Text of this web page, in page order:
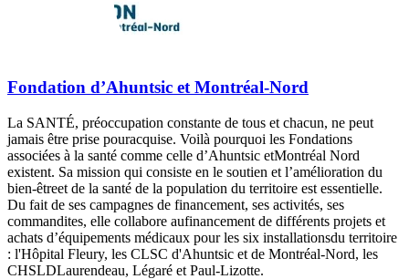
Fondation d’Ahuntsic et Montréal-Nord
La SANTÉ, préoccupation constante de tous et chacun, ne peut
jamais être prise pouracquise. Voilà pourquoi les Fondations
associées à la santé comme celle d’Ahuntsic etMontréal Nord
existent. Sa mission qui consiste en le soutien et l’amélioration du
bien-êtreet de la santé de la population du territoire est essentielle.
Du fait de ses campagnes de financement, ses activités, ses
commandites, elle collabore aufinancement de différents projets et
achats d’équipements médicaux pour les six installationsdu territoire
: l'Hôpital Fleury, les CLSC d'Ahuntsic et de Montréal-Nord, les
CHSLDLaurendeau, Légaré et Paul-Lizotte.